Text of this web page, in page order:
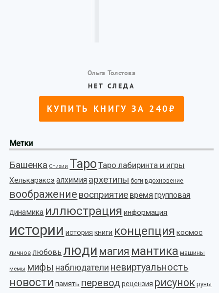
Метки
Башенка Стихии Таро Таро лабиринта и игры
Хелькараксэ алхимия архетипы боги вдохновение
воображение восприятие время групповая
динамика иллюстрация информация
истории история книги концепция космос
личное любовь люди магия мантика машины
мемы мифы наблюдатели невиртуальность
новости память перевод рецензия рисунок руны